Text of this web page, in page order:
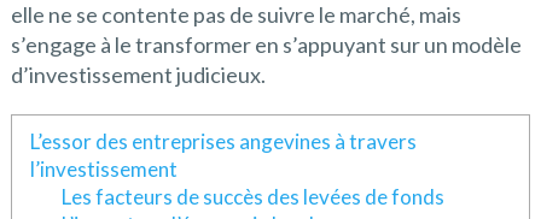
elle ne se contente pas de suivre le marché, mais
s’engage à le transformer en s’appuyant sur un modèle
d’investissement judicieux.
L’essor des entreprises angevines à travers
l’investissement
Les facteurs de succès des levées de fonds